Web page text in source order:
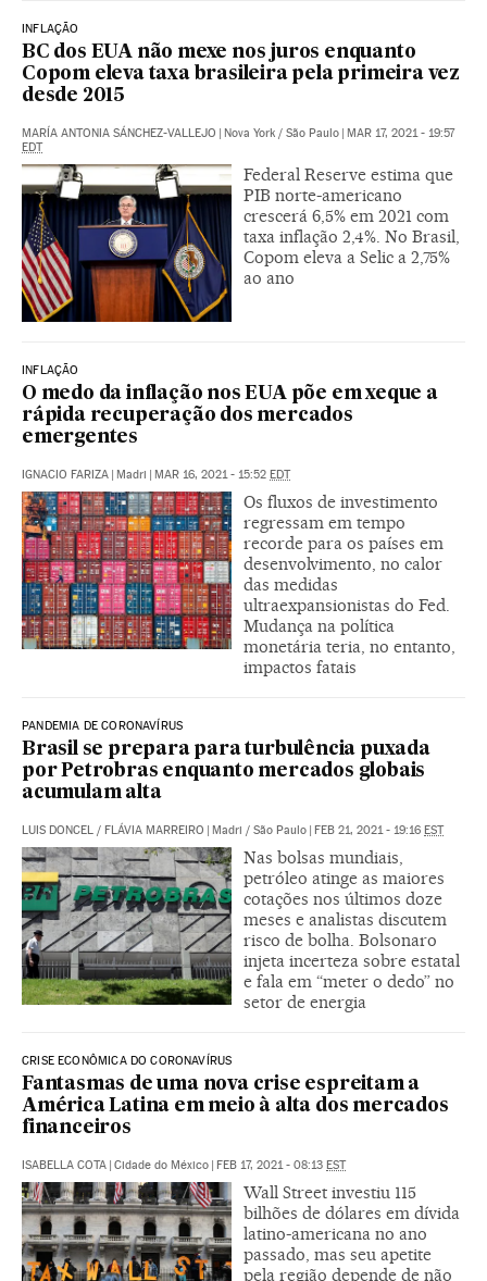
INFLAÇÃO
BC dos EUA não mexe nos juros enquanto
Copom eleva taxa brasileira pela primeira vez
desde 2015
MARÍA ANTONIA SÁNCHEZ-VALLEJO Nova York / São Paulo
MAR 17, 2021 - 19:57
EDT
Federal Reserve estima que
PIB norte-americano
crescerá 6,5% em 2021 com
taxa inflação 2,4%. No Brasil,
Copom eleva a Selic a 2,75%
ao ano
INFLAÇÃO
O medo da inflação nos EUA põe em xeque a
rápida recuperação dos mercados
emergentes
IGNACIO FARIZA | Madri | MAR 16, 2021 - 15:52 EDT
Os fluxos de investimento
regressam em tempo
recorde para os países em
desenvolvimento, no calor
das medidas
ultraexpansionistas do Fed.
Mudança na política
monetária teria, no entanto,
impactos fatais
PANDEMIA DE CORONAVÍRUS
Brasil se prepara para turbulência puxada
por Petrobras enquanto mercados globais
acumulam alta
LUIS DONCEL / FLÁVIA MARREIRO | Madri / São Paulo | FEB 21, 2021 - 19:16 EST
Nas bolsas mundiais,
petróleo atinge as maiores
cotações nos últimos doze
meses e analistas discutem
risco de bolha. Bolsonaro
injeta incerteza sobre estatal
e fala em “meter o dedo” no
setor de energia
CRISE ECONÔMICA DO CORONAVÍRUS
Fantasmas de uma nova crise espreitam a
América Latina em meio à alta dos mercados
financeiros
ISABELLA COTA | Cidade do México | FEB 17, 2021 - 08:13 EST
Wall Street investiu 115
bilhões de dólares em dívida
latino-americana no ano
passado, mas seu apetite
pela região depende de não